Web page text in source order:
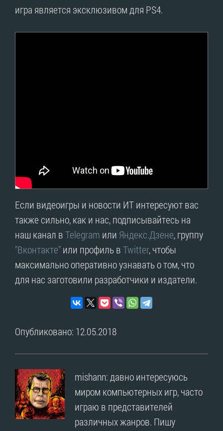
игра является эксклюзивом для PS4.
Если видеоигры и новости ИТ интересуют вас
также сильно, как и нас, подписывайтесь на
наш канал вTelegram или Яндекс.Дзене, группу
"Вконтакте"или профиль вTwitter, чтобы
максимально оперативно узнавать о том, что
для нас заготовили разработчики и издатели.
Опубликовано: 12.05.2018
mishann: давно интересуюсь
миром компьютерных игр, часто
играю в представителей
различных жанров. Пишу